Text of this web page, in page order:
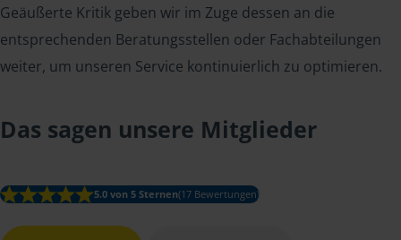
Geäußerte Kritik geben wir im Zuge dessen an die
entsprechenden Beratungsstellen oder Fachabteilungen
weiter, um unseren Service kontinuierlich zu optimieren.
Das sagen unsere Mitglieder
5.0 von 5 Sternen(17 Bewertungen)